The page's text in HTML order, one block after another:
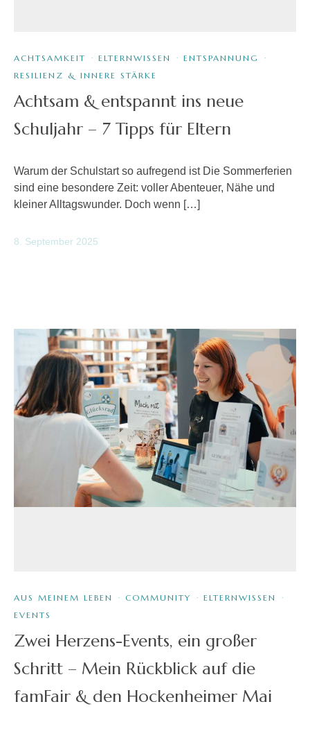
ACHTSAMKEIT · ELTERNWISSEN · ENTSPANNUNG
·
RESILIENZ & INNERE STÄRKE
Achtsam & entspannt ins neue
Schuljahr – 7 Tipps für Eltern
Warum der Schulstart so aufregend ist Die Sommerferien
sind eine besondere Zeit: voller Abenteuer, Nähe und
kleiner Alltagswunder. Doch wenn […]
8. September 2025
AUS MEINEM LEBEN · COMMUNITY · ELTERNWISSEN
·
EVENTS
Zwei Herzens-Events, ein großer
Schritt – Mein Rückblick auf die
famFair & den Hockenheimer Mai